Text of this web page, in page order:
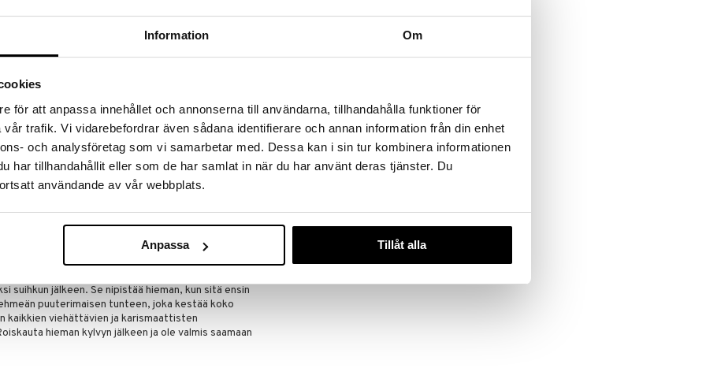
Information Om
för att anpassa innehållet och annonserna till användarna, tillhandahålla funktioner för
trafik. Vi vidarebefordrar även sådana identifierare och annan information från din enhet
och analysföretag som vi samarbetar med. Dessa kan i sin tur kombinera informationen
har tillhandahållit eller som de har samlat in när du har använt deras tjänster. Du
användande av vår webbplats.
Anpassa Tillåt alla
miehille:
Ympäröi itsesi tuoksulla ja lämmöllä, jota
ja viilentää ihoa ja estää ärsytystä parranajon
After Shave sopii herkimmällekin iholle sileän
mies tarvitsee näyttääkseen hyvältä ja
ja tuoksuvalla aromilla:Ympäröi itsesi
aiemmin ollut aftershavessa! Clubman
-tuoksussa yhdistyvät makea tupakka ja kirkas
myskin ja santelipuun jäljet, tarjoten aromin,
Clubman Reserve Cognac Neat After Shave
suihkun jälkeen. Se nipistää hieman, kun sitä ensin
puuterimaisen tunteen, joka kestää koko
kaikkien viehättävien ja karismaattisten
hieman kylvyn jälkeen ja ole valmis saamaan
Clubman Light Hold